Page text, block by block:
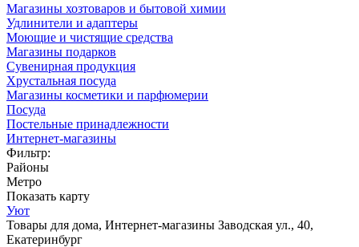
Магазины хозтоваров и бытовой химии
Удлинители и адаптеры
Моющие и чистящие средства
Магазины подарков
Сувенирная продукция
Хрустальная посуда
Магазины косметики и парфюмерии
Посуда
Постельные принадлежности
Интернет-магазины
Фильтр:
Районы
Метро
Показать карту
Уют
Товары для дома, Интернет-магазины Заводская ул., 40,
Екатеринбург